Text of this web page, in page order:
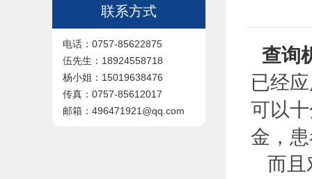
联系方式
电话：0757-85622875
伍先生：18924558718
杨小姐：15019638476
传真：0757-85612017
邮箱：496471921@qq.com
查询
已经
可以
金，
而且